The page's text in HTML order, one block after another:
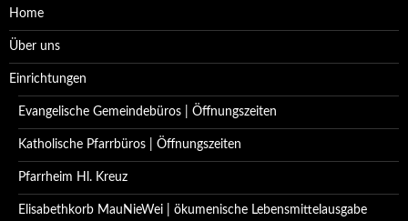
Home
Über uns
Einrichtungen
Evangelische Gemeindebüros | Öffnungszeiten
Katholische Pfarrbüros | Öffnungszeiten
Pfarrheim Hl. Kreuz
Elisabethkorb MauNieWei | ökumenische Lebensmittelausgabe